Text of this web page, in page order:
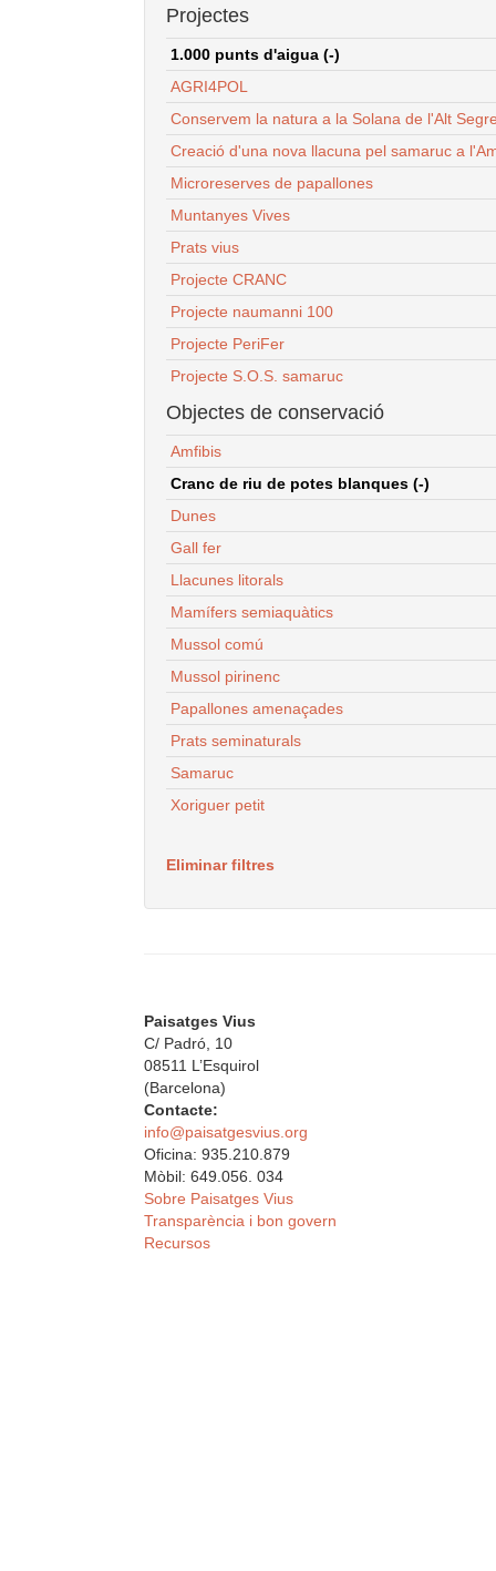
Projectes
1.000 punts d'aigua (-)
AGRI4POL
Conservem la natura a la Solana de l'Alt
Creació d'una nova llacuna pel samaruc a
Microreserves de papallones
Muntanyes Vives
Prats vius
Projecte CRANC
Projecte naumanni 100
Projecte PeriFer
Projecte S.O.S. samaruc
Objectes de conservació
Amfibis
Cranc de riu de potes blanques (-)
Dunes
Gall fer
Llacunes litorals
Mamífers semiaquàtics
Mussol comú
Mussol pirinenc
Papallones amenaçades
Prats seminaturals
Samaruc
Xoriguer petit
Eliminar filtres
Paisatges Vius
C/ Padró, 10
08511 L’Esquirol
(Barcelona)
Contacte:
info@paisatgesvius.org
Oficina: 935.210.879
Mòbil: 649.056. 034
Sobre Paisatges Vius
Transparència i bon govern
Recursos